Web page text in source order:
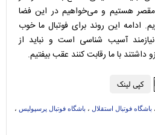
مقصر هستیم و می‌خواهیم در این فضا
ادامه این روند برای فوتبال ما خوب
آسیب شناسی است و نباید از
داشتند با ما رقابت کنند عقب بیفتیم.
کپی لینک
، باشگاه فوتبال استقلال ، باشگاه فوتبال پرسپولیس ،